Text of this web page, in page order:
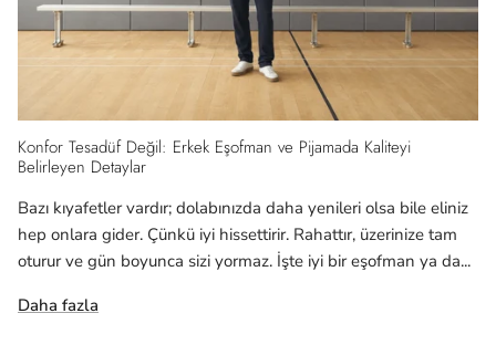
Konfor Tesadüf Değil: Erkek Eşofman ve Pijamada Kaliteyi
Belirleyen Detaylar
Bazı kıyafetler vardır; dolabınızda daha yenileri olsa bile eliniz
hep onlara gider. Çünkü iyi hissettirir. Rahattır, üzerinize tam
oturur ve gün boyunca sizi yormaz. İşte iyi bir eşofman ya da...
Daha fazla